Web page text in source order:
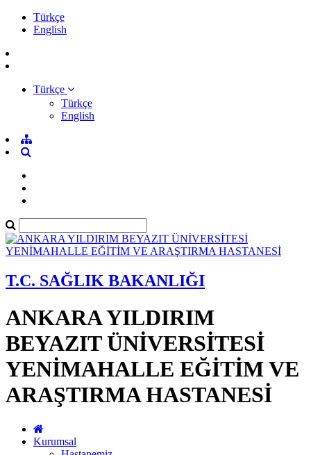
Türkçe
English
Türkçe
Türkçe
English
T.C. SAĞLIK BAKANLIĞI
ANKARA YILDIRIM
BEYAZIT ÜNİVERSİTESİ
YENİMAHALLE EĞİTİM VE
ARAŞTIRMA HASTANESİ
Kurumsal